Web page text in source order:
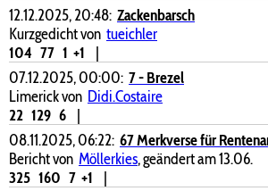
12.12.2025, 20:48: Zackenbarsch
Kurzgedicht von tueichler
104 77 1 +1
|
07.12.2025, 00:00: 7 - Brezel
Limerick von Didi.Costaire
22 129 6
|
08.11.2025, 06:22: 67 Merkverse für
Bericht von Möllerkies, geändert am 13.06.
325 160 7 +1
|